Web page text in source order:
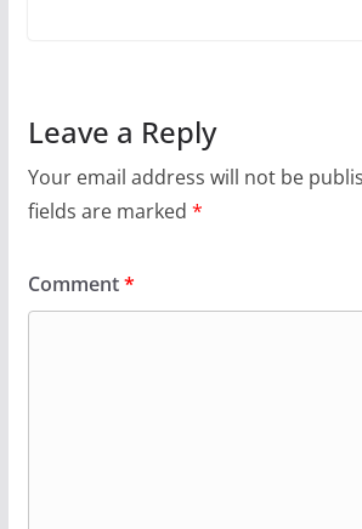
Leave a Reply
Your email address will not be
fields are marked *
Comment*